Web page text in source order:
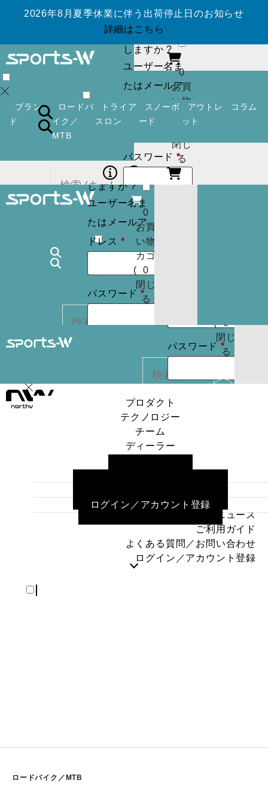
2026年8月夏季休業に伴う出荷停止日のお知らせ
詳細はこちら
ブラン
ド
ロードバ
イク／
MTB
トライア
スロン
スノーボ
ード
アウトレ
ット
コラム
検索
ログイン
アカ
ウントを作成
しますか ?
ユーザー名ま
たはメールア
ドレス *
パスワード*必
須
ログイン状
態を保存
ログイン
パスワードを
0
お買
い物
閉じ
る
ログイン アカ
ウントを作成
しますか ?
ユーザー名ま
たはメールア
ドレス *必
須
パスワード*必
須
ログイン
パスワードを
お忘れですか ?
0
お買
い物
カゴ
(
0
閉じ
る
カー
トに
商品
はあ
りま
せん
パスワード*必
須
態を保存
お忘れですか ?
REGISTER
( 0 )
閉じ
る
りま
せん
テクノロジー
チーム
ディーラー
ニュース
ご利用ガイド
よくある質問／お問い合わせ
ログイン／アカウント登録
プロダクト
テクノロジー
チーム
ディーラー
ログイン／アカウント登録
ロードバイク／MTB